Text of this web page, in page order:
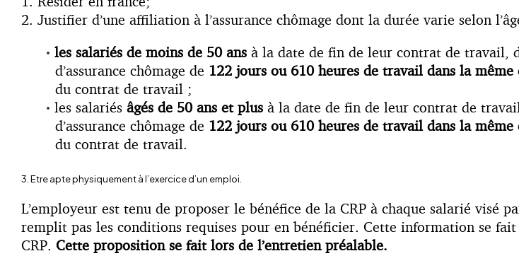
2. Justifier d’une affiliation à l’assurance chômage dont la durée varie selon
les salariés de moins de 50 ans à la date de fin de leur contrat de travail,
d’assurance chômage de 122 jours ou 610 heures de travail dans la
du contrat de travail ;
les salariés âgés de 50 ans et plus à la date de fin de leur contrat de
d’assurance chômage de 122 jours ou 610 heures de travail dans la
du contrat de travail.
3. Etre apte physiquement à l’exercice d’un emploi.
L’employeur est tenu de proposer le bénéfice de la CRP à chaque salarié visé
remplit pas les conditions requises pour en bénéficier. Cette information se
CRP. Cette proposition se fait lors de l’entretien préalable.